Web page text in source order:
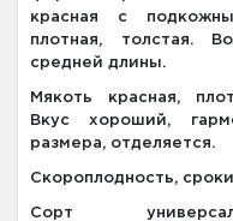
красная с
плотная, толстая.
средней длины.
Мякоть красная,
Вкус хороший,
размера, отделяется.
Скороплодность,
Сорт